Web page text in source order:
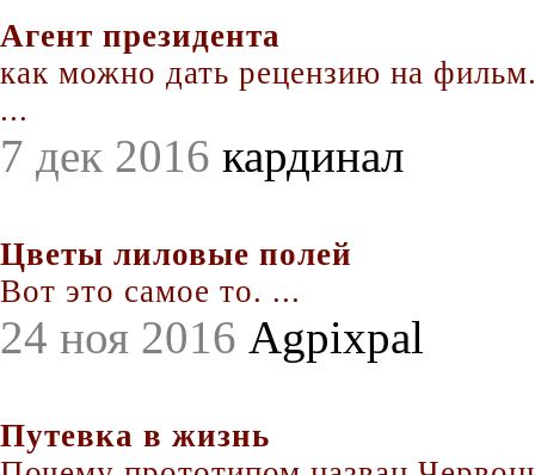
Агент президента
как можно дать рецензию на
...
7 дек 2016 кардинал
Цветы лиловые полей
Вот это самое то. ...
24 ноя 2016 Agpixpal
Путевка в жизнь